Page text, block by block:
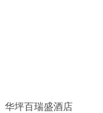
华坪百瑞盛酒店